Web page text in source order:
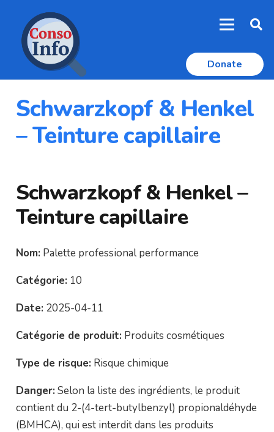
Donate
Schwarzkopf & Henkel
– Teinture capillaire
Schwarzkopf & Henkel –
Teinture capillaire
Nom: Palette professional performance
Catégorie: 10
Date: 2025-04-11
Catégorie de produit: Produits cosmétiques
Type de risque: Risque chimique
Danger: Selon la liste des ingrédients, le produit
contient du 2-(4-tert-butylbenzyl) propionaldéhyde
(BMHCA), qui est interdit dans les produits